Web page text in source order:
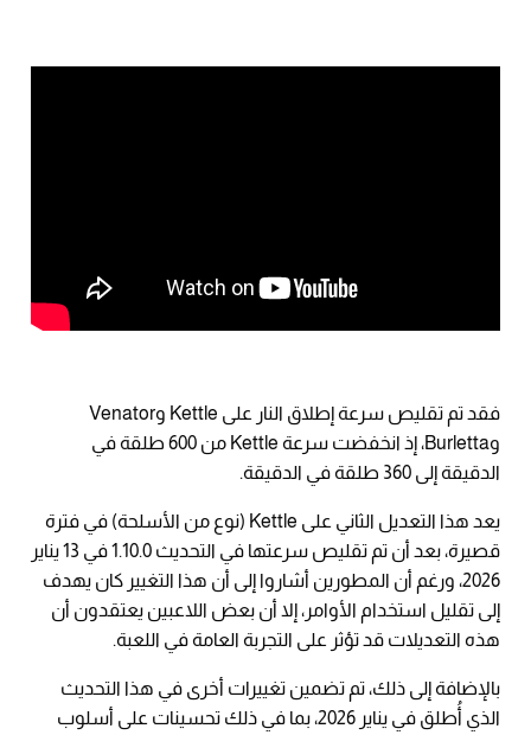
فقد تم تقليص سرعة إطلاق النار على Kettle وVenator
وBurletta، إذ انخفضت سرعة Kettle من 600 طلقة في
الدقيقة إلى 360 طلقة في الدقيقة.
يعد هذا التعديل الثاني على Kettle (نوع من الأسلحة) في فترة
قصيرة، بعد أن تم تقليص سرعتها في التحديث 1.10.0 في 13 يناير
2026، ورغم أن المطورين أشاروا إلى أن هذا التغيير كان يهدف
إلى تقليل استخدام الأوامر، إلا أن بعض اللاعبين يعتقدون أن
هذه التعديلات قد تؤثر على التجربة العامة في اللعبة.
بالإضافة إلى ذلك، تم تضمين تغييرات أخرى في هذا التحديث
الذي أُطلق في يناير 2026، بما في ذلك تحسينات على أسلوب